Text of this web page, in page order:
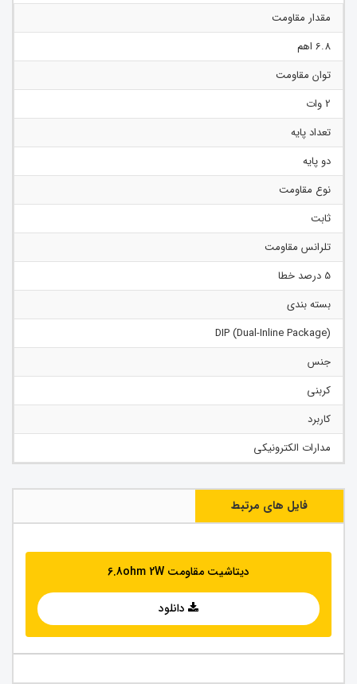
مقدار مقاومت
6.8 اهم
توان مقاومت
2 وات
تعداد پایه
دو پایه
نوع مقاومت
ثابت
تلرانس مقاومت
5 درصد خطا
بسته بندی
(Dual-Inline Package) DIP
جنس
کربنی
کاربرد
مدارات الکترونیکی
فایل های مرتبط
دیتاشیت مقاومت 6.8ohm 2W
دانلود